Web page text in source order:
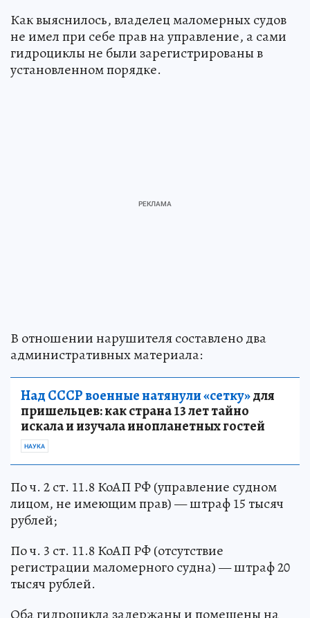
Как выяснилось, владелец маломерных судов
не имел при себе прав на управление, а сами
гидроциклы не были зарегистрированы в
установленном порядке.
В отношении нарушителя составлено два
административных материала:
Над СССР военные натянули «сетку»для
пришельцев: как страна 13 лет тайно
искала и изучала инопланетных гостей
НАУКА
По ч. 2 ст. 11.8 КоАП РФ (управление судном
лицом, не имеющим прав) — штраф 15 тысяч
рублей;
По ч. 3 ст. 11.8 КоАП РФ (отсутствие
регистрации маломерного судна) — штраф 20
тысяч рублей.